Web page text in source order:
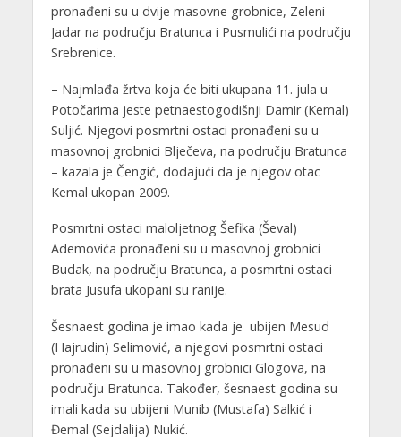
pronađeni su u dvije masovne grobnice, Zeleni
Jadar na području Bratunca i Pusmulići na području
Srebrenice.
– Najmlađa žrtva koja će biti ukupana 11. jula u
Potočarima jeste petnaestogodišnji Damir (Kemal)
Suljić. Njegovi posmrtni ostaci pronađeni su u
masovnoj grobnici Blječeva, na području Bratunca
– kazala je Čengić, dodajući da je njegov otac
Kemal ukopan 2009.
Posmrtni ostaci maloljetnog Šefika (Ševal)
Ademovića pronađeni su u masovnoj grobnici
Budak, na području Bratunca, a posmrtni ostaci
brata Jusufa ukopani su ranije.
Šesnaest godina je imao kada je ubijen Mesud
(Hajrudin) Selimović, a njegovi posmrtni ostaci
pronađeni su u masovnoj grobnici Glogova, na
području Bratunca. Također, šesnaest godina su
imali kada su ubijeni Munib (Mustafa) Salkić i
Đemal (Sejdalija) Nukić.